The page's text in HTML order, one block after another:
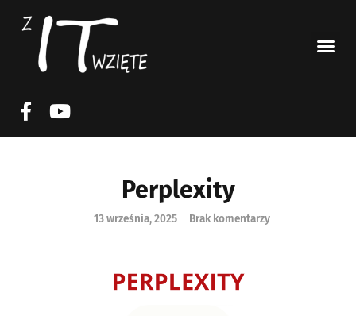
Perplexity
13 września, 2025 Brak komentarzy